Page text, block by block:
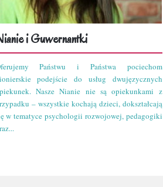
i Guwernantki
Państwu i Państwa pociechom
podejście do usług dwujęzycznych
Nasze Nianie nie są opiekunkami z
– wszystkie kochają dzieci, dokształcają
w tematyce psychologii rozwojowej, pedagogiki